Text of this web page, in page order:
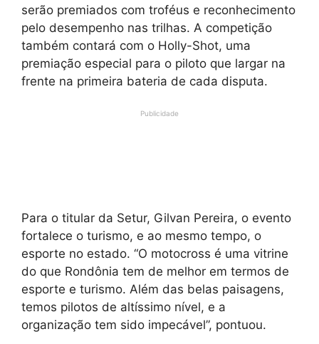
serão premiados com troféus e reconhecimento
pelo desempenho nas trilhas. A competição
também contará com o Holly-Shot, uma
premiação especial para o piloto que largar na
frente na primeira bateria de cada disputa.
Publicidade
Para o titular da Setur, Gilvan Pereira, o evento
fortalece o turismo, e ao mesmo tempo, o
esporte no estado. “O motocross é uma vitrine
do que Rondônia tem de melhor em termos de
esporte e turismo. Além das belas paisagens,
temos pilotos de altíssimo nível, e a
organização tem sido impecável”, pontuou.